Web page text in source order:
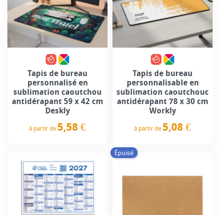
Tapis de bureau
personnalisé en
sublimation caoutchou
antidérapant 59 x 42 cm
Deskly
à partir de 5,58 €
Tapis de bureau
personnalisable en
sublimation caoutchouc
antidérapant 78 x 30 cm
Workly
à partir de 5,08 €
Épuisé